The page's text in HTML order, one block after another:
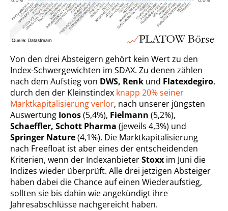
Von den drei Absteigern gehört kein Wert zu den
Index-Schwergewichten im SDAX. Zu denen zählen
nach dem Aufstieg von DWS, Renk und Flatexdegiro,
durch den der Kleinstindex knapp 20% seiner
Marktkapitalisierung verlor, nach unserer jüngsten
Auswertung Ionos(5,4%), Fielmann (5,2%),
Schaeffler, Schott Pharma (jeweils 4,3%) und
Springer Nature(4,1%). Die Marktkapitalisierung
nach Freefloat ist aber eines der entscheidenden
Kriterien, wenn der IndexanbieterStoxx im Juni die
Indizes wieder überprüft. Alle drei jetzigen Absteiger
haben dabei die Chance auf einen Wiederaufstieg,
sollten sie bis dahin wie angekündigt ihre
Jahresabschlüsse nachgereicht haben.